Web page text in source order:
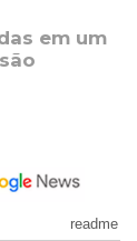
em um
readme